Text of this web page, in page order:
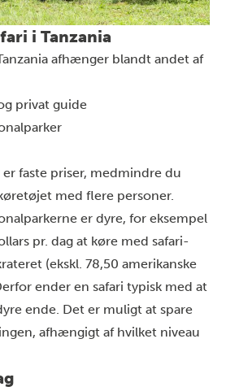
i Tanzania
afhænger blandt andet af
privat guide
faste priser, medmindre du
med flere personer.
er dyre, for eksempel
pr. dag at køre med safari-
(ekskl. 78,50 amerikanske
ender en safari typisk med at
ende. Det er muligt at spare
afhængigt af hvilket niveau